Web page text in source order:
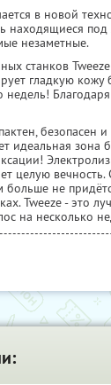
в новой
находящиеся
незаметные.
станков
гладкую кожу
безопасен
идеальная зона
целую вечность.
не
Tweeze - это
на несколько